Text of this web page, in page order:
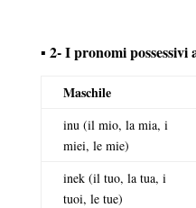
▪ 2- I pronomi
Maschile
inu (il mio, la mia, i
miei, le mie)
inek (il tuo, la tua, i
tuoi, le tue)